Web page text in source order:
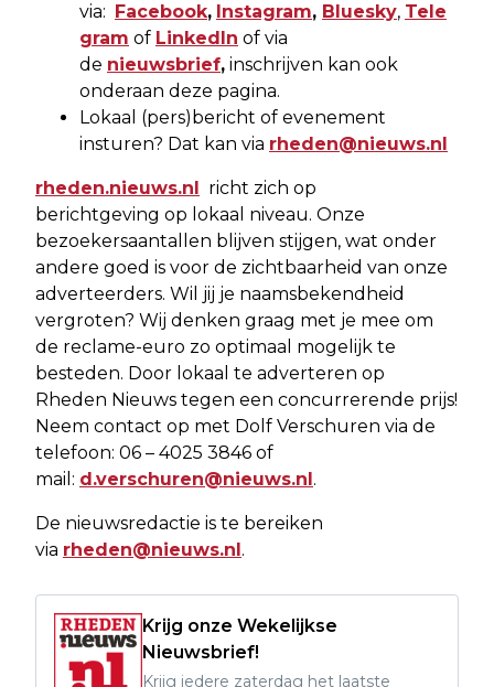
via:
Facebook, Instagram, Bluesky, Tele
gram of LinkedIn of via
de nieuwsbrief, inschrijven kan ook
onderaan deze pagina.
Lokaal (pers)bericht of evenement
insturen? Dat kan via rheden@nieuws.nl
rheden.nieuws.nl
richt zich op
berichtgeving op lokaal niveau. Onze
bezoekersaantallen blijven stijgen, wat onder
andere goed is voor de zichtbaarheid van onze
adverteerders. Wil jij je naamsbekendheid
vergroten? Wij denken graag met je mee om
de reclame-euro zo optimaal mogelijk te
besteden. Door lokaal te adverteren op
Rheden Nieuws tegen een concurrerende prijs!
Neem contact op met Dolf Verschuren via de
telefoon: 06 – 4025 3846 of
mail: d.verschuren@nieuws.nl .
De nieuwsredactie is te bereiken
via rheden@nieuws.nl .
Krijg onze Wekelijkse
Nieuwsbrief!
Krijg iedere zaterdag het laatste